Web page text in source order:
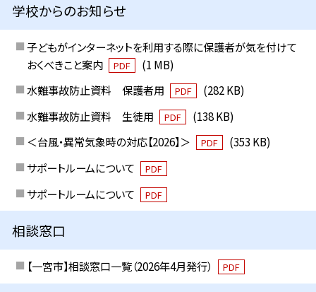
学校からのお知らせ
子どもがインターネットを利用する際に保護者が気を付けて
おくべきこと案内
PDF
(1 MB)
水難事故防止資料 保護者用
PDF
(282 KB)
水難事故防止資料 生徒用
PDF
(138 KB)
＜台風・異常気象時の対応【2026】＞
PDF
(353 KB)
サポートルームについて
PDF
サポートルームについて PDF
相談窓口
【一宮市】相談窓口一覧（2026年4月発行） PDF